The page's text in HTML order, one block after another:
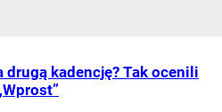
drugą kadencję? Tak ocenili